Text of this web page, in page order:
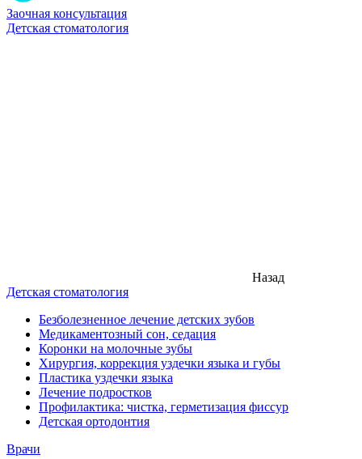
Заочная консультация
Детская стоматология
Назад
Детская стоматология
Безболезненное лечение детских зубов
Медикаментозный сон, седация
Коронки на молочные зубы
Хирургия, коррекция уздечки языка и губы
Пластика уздечки языка
Лечение подростков
Профилактика: чистка, герметизация фиссур
Детская ортодонтия
Врачи